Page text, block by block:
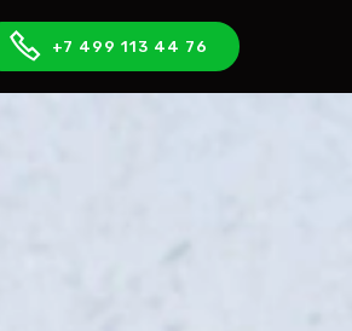
+7 499 113 44 76